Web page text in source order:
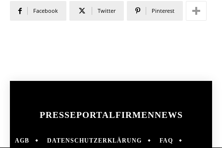
Facebook Twitter Pinterest
PRESSEPORTALFIRMENNEWS
AGB DATENSCHUTZERKLÄRUNG FAQ